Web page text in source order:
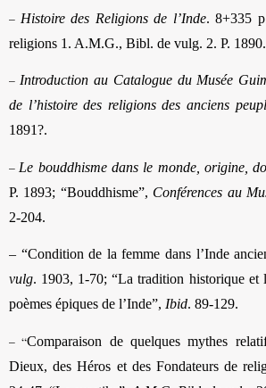
– Histoire des Religions de l’Inde. 8+335
religions 1. A.M.G., Bibl. de vulg. 2. P. 1890.
– Introduction au Catalogue du Musée
de l’histoire des religions des anciens
1891?.
–Le bouddhisme dans le monde, origine,
P. 1893; “Bouddhisme”, Conférences au
2-204.
– “Condition de la femme dans l’Inde
vulg. 1903, 1-70; “La tradition historique et
poèmes épiques de l’Inde”, Ibid. 89-129.
– “Comparaison de quelques mythes
Dieux, des Héros et des Fondateurs de